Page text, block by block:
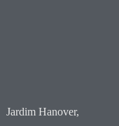
Jardim Hanover,